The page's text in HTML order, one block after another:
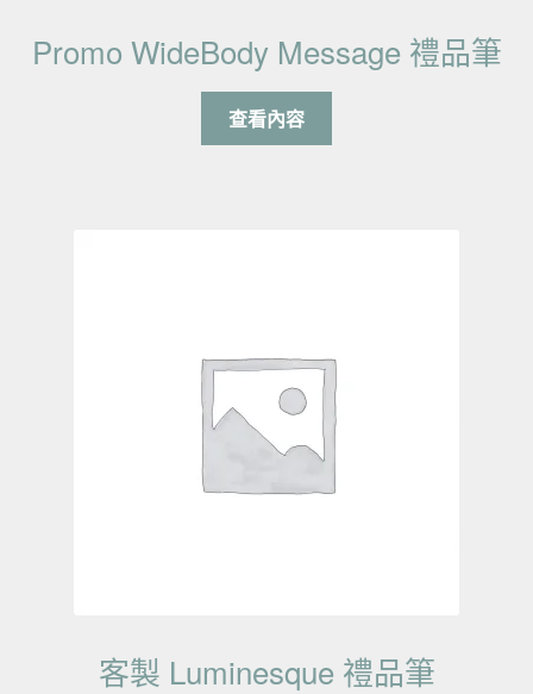
Promo WideBody Message 禮品筆
查看內容
客製 Luminesque 禮品筆